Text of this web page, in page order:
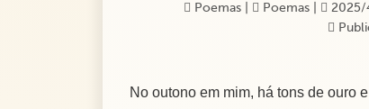
Poemas| Poemas| 2025/
No outono em mim, há tons de ouro